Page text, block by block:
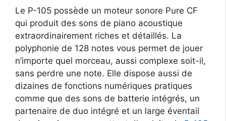
Le P-105 possède un moteur sonore Pure CF
qui produit des sons de piano acoustique
extraordinairement riches et détaillés. La
polyphonie de 128 notes vous permet de jouer
n’importe quel morceau, aussi complexe soit-il,
sans perdre une note. Elle dispose aussi de
dizaines de fonctions numériques pratiques
comme que des sons de batterie intégrés, un
partenaire de duo intégré et un large éventail